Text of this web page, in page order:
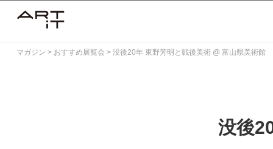
マガジン > おすすめ展覧会 > 没後20年 東野芳明と戦後美術 @ 富山県美術館
没後